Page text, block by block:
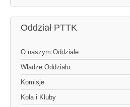
Oddział PTTK
O naszym Oddziale
Władze Oddziału
Komisje
Koła i Kluby